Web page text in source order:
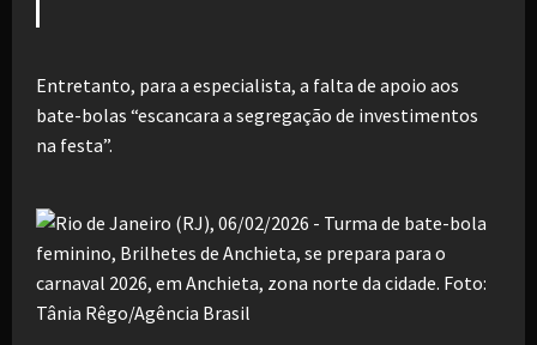
Entretanto, para a especialista, a falta de apoio aos
bate-bolas “escancara a segregação de investimentos
na festa”.